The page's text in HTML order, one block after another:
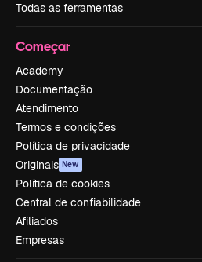
Todas as ferramentas
Começar
Academy
Documentação
Atendimento
Termos e condições
Política de privacidade
Originais New
Política de cookies
Central de confiabilidade
Afiliados
Empresas